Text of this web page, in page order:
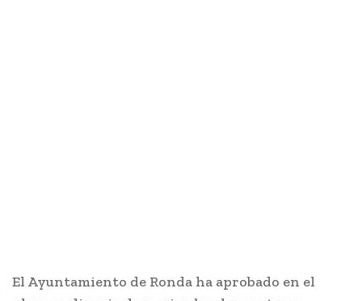
El Ayuntamiento de Ronda ha aprobado en el